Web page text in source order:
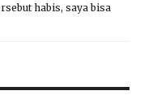
habis, saya bisa